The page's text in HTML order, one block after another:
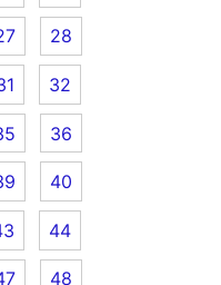
28
32
36
40
44
48